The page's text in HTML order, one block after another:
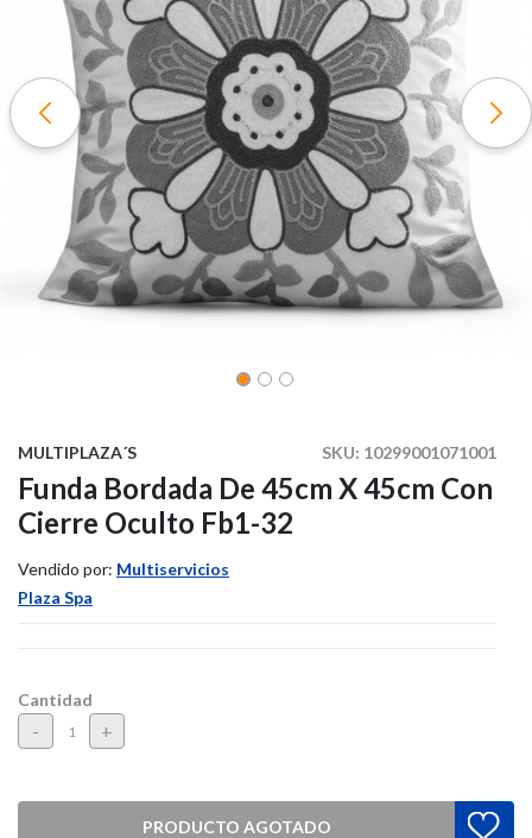
SKU: 10299001071001
MULTIPLAZA´S
Funda Bordada De 45cm X 45cm Con
Cierre Oculto Fb1-32
Vendido por: Multiservicios
Plaza Spa
Cantidad
- +
PRODUCTO AGOTADO